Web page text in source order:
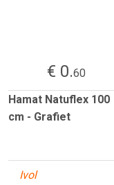
€ 0.60
Hamat Natuflex 100
cm - Grafiet
Ivol